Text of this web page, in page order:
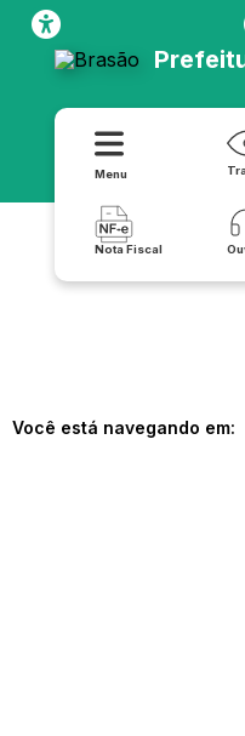
Menu
Nota Fiscal
Você está navegando em: